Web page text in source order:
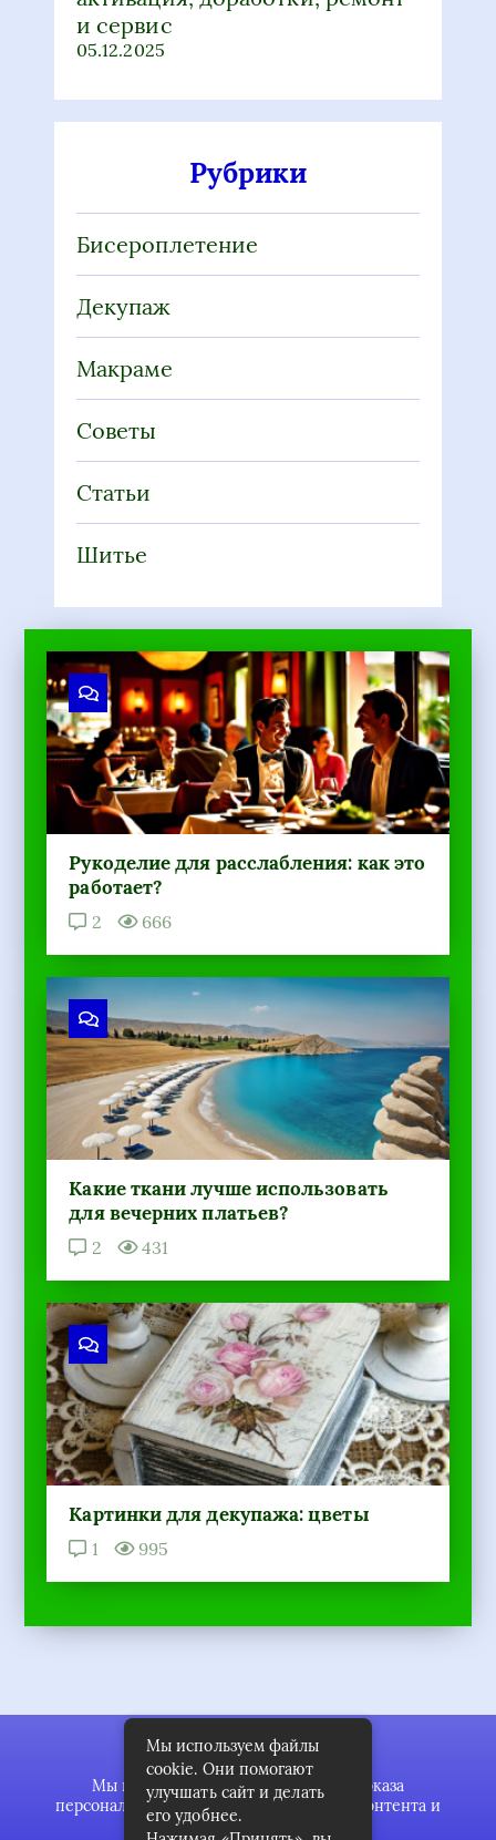
и сервис
05.12.2025
Рубрики
Бисероплетение
Декупаж
Макраме
Советы
Статьи
Шитье
Рукоделие для расслабления: как это
работает?
2 666
Какие ткани лучше использовать
для вечерних платьев?
2 431
Картинки для декупажа: цветы
1 995
Мы используем файлы cookie для показа
персонализированной рекламы и/или контента и
анализа нашего трафика.
Мы используем файлы
cookie. Они помогают
улучшать сайт и делать
его удобнее.